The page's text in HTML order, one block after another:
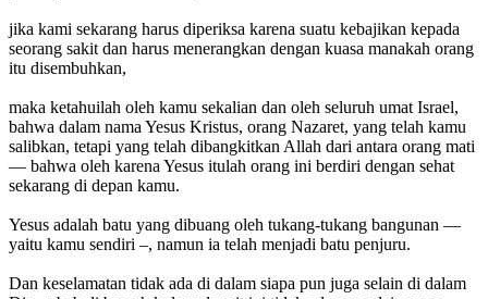
jika kami sekarang harus diperiksa karena suatu kebajikan kepada
seorang sakit dan harus menerangkan dengan kuasa manakah orang
itu disembuhkan,
maka ketahuilah oleh kamu sekalian dan oleh seluruh umat Israel,
bahwa dalam nama Yesus Kristus, orang Nazaret, yang telah kamu
salibkan, tetapi yang telah dibangkitkan Allah dari antara orang mati
— bahwa oleh karena Yesus itulah orang ini berdiri dengan sehat
sekarang di depan kamu.
Yesus adalah batu yang dibuang oleh tukang-tukang bangunan —
yaitu kamu sendiri –, namun ia telah menjadi batu penjuru.
Dan keselamatan tidak ada di dalam siapa pun juga selain di dalam